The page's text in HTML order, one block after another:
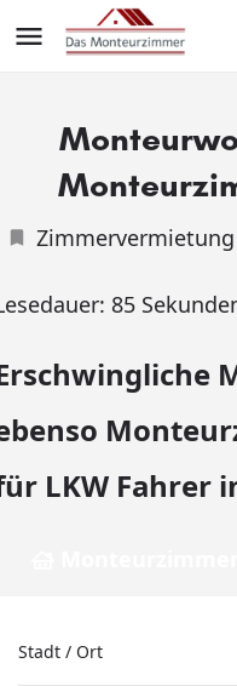
Zimmervermietung
85
LKW Fahrer
Stadt / Ort